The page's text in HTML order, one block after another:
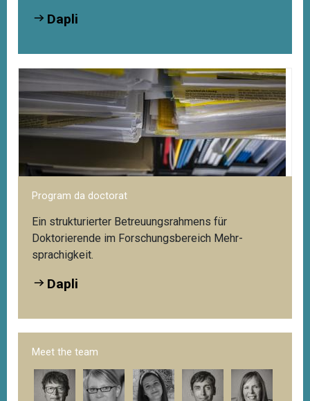
Dapli
Program da doctorat
Ein strukturierter Betreuungsrahmens für
Doktorierende im Forschungsbereich Mehr­
sprachigkeit.
Dapli
Meet the team